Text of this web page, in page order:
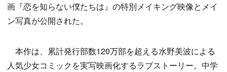
画『恋を知らない僕たちは』の特別メイキング映像とメイ
ン写真が公開された。
本作は、累計発行部数120万部を超える水野美波による
人気少女コミックを実写映画化するラブストーリー。中学